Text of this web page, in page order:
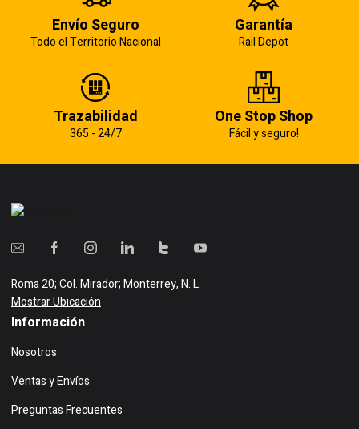
Envío Seguro
Todo el Territorio Nacional
Garantía
Rail Depot
Trazabilidad
365 - 24/7
One Stop Shop
Fácil y seguro!
Roma 20; Col. Mirador; Monterrey, N. L.
Mostrar Ubicación
Información
Nosotros
Ventas y Envíos
Preguntas Frecuentes